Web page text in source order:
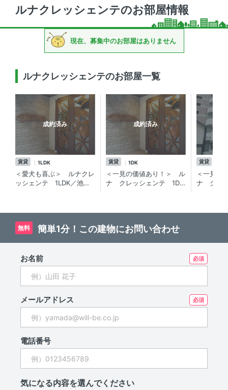
ルナクレッシェンテのお部屋情報
現在、募集中のお部屋はありません
ルナクレッシェンテのお部屋一覧
成約済み
賃貸 1LDK
＜愛犬も喜ぶ＞ ルナクレ
ッシェンテ 1LDK／池尻
成約済み
賃貸 1DK
＜一見の価値あり！＞ ル
ナ クレッシェンテ 1DK
賃貸
＜一見の
ナ クレ
無料 簡単1分！この建物にお問い合わせ
お名前
メールアドレス
電話番号
気になる内容を選んでください